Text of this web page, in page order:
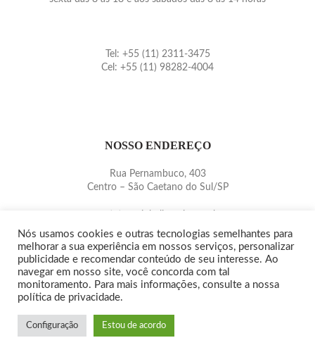
Tel: +55 (11) 2311-3475
Cel: +55 (11) 98282-4004
NOSSO ENDEREÇO
Rua Pernambuco, 403
Centro – São Caetano do Sul/SP
www.pinballmania.com.br
Copyright© 2015/2020 -
PRIVACIDADE
AGÊNCIA WEBSIDE
Nós usamos cookies e outras tecnologias semelhantes para
melhorar a sua experiência em nossos serviços, personalizar
publicidade e recomendar conteúdo de seu interesse. Ao
navegar em nosso site, você concorda com tal
monitoramento. Para mais informações, consulte a nossa
política de privacidade.
Configuração Estou de acordo